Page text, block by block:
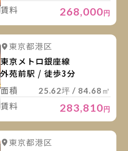
賃料 268,000円
詳細を見る
東京都港区
東京メトロ銀座線
外苑前駅 / 徒歩3分
面積
25.62坪 / 84.68㎡
賃料 283,810円
詳細を見る
東京都港区